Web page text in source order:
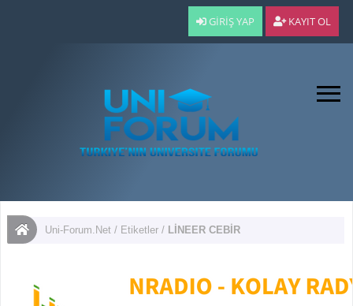
GIRIŞ YAP KAYIT OL
Uni-Forum.Net / Etiketler / LİNEER CEBİR